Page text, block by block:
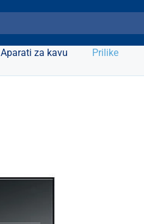
Aparati za kavu Prilike